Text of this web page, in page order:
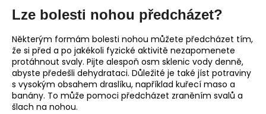
Lze bolesti nohou předcházet?
Některým formám bolesti nohou můžete předcházet tím,
že si před a po jakékoli fyzické aktivitě nezapomenete
protáhnout svaly. Pijte alespoň osm sklenic vody denně,
abyste předešli dehydrataci. Důležité je také jíst potraviny
s vysokým obsahem draslíku, například kuřecí maso a
banány. To může pomoci předcházet zraněním svalů a
šlach na nohou.